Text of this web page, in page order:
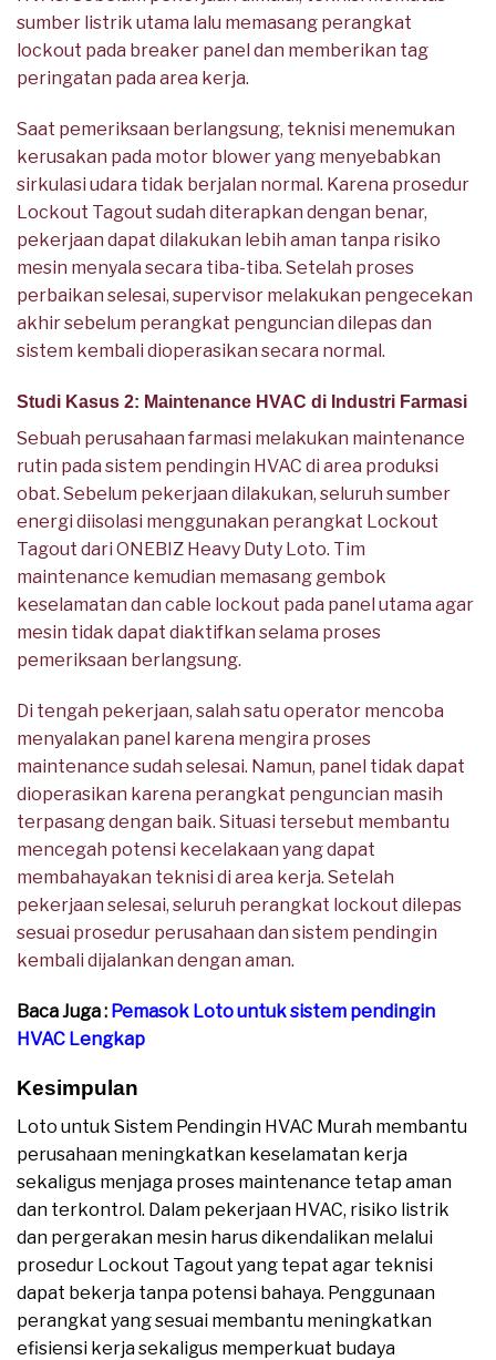
sumber listrik utama lalu memasang perangkat
lockout pada breaker panel dan memberikan tag
peringatan pada area kerja.
Saat pemeriksaan berlangsung, teknisi menemukan
kerusakan pada motor blower yang menyebabkan
sirkulasi udara tidak berjalan normal. Karena prosedur
Lockout Tagout sudah diterapkan dengan benar,
pekerjaan dapat dilakukan lebih aman tanpa risiko
mesin menyala secara tiba-tiba. Setelah proses
perbaikan selesai, supervisor melakukan pengecekan
akhir sebelum perangkat penguncian dilepas dan
sistem kembali dioperasikan secara normal.
Studi Kasus 2: Maintenance HVAC di Industri Farmasi
Sebuah perusahaan farmasi melakukan maintenance
rutin pada sistem pendingin HVAC di area produksi
obat. Sebelum pekerjaan dilakukan, seluruh sumber
energi diisolasi menggunakan perangkat Lockout
Tagout dari ONEBIZ Heavy Duty Loto. Tim
maintenance kemudian memasang gembok
keselamatan dan cable lockout pada panel utama agar
mesin tidak dapat diaktifkan selama proses
pemeriksaan berlangsung.
Di tengah pekerjaan, salah satu operator mencoba
menyalakan panel karena mengira proses
maintenance sudah selesai. Namun, panel tidak dapat
dioperasikan karena perangkat penguncian masih
terpasang dengan baik. Situasi tersebut membantu
mencegah potensi kecelakaan yang dapat
membahayakan teknisi di area kerja. Setelah
pekerjaan selesai, seluruh perangkat lockout dilepas
sesuai prosedur perusahaan dan sistem pendingin
kembali dijalankan dengan aman.
Baca Juga : Pemasok Loto untuk sistem pendingin
HVAC Lengkap
Kesimpulan
Loto untuk Sistem Pendingin HVAC Murah membantu
perusahaan meningkatkan keselamatan kerja
sekaligus menjaga proses maintenance tetap aman
dan terkontrol. Dalam pekerjaan HVAC, risiko listrik
dan pergerakan mesin harus dikendalikan melalui
prosedur Lockout Tagout yang tepat agar teknisi
dapat bekerja tanpa potensi bahaya. Penggunaan
perangkat yang sesuai membantu meningkatkan
efisiensi kerja sekaligus memperkuat budaya